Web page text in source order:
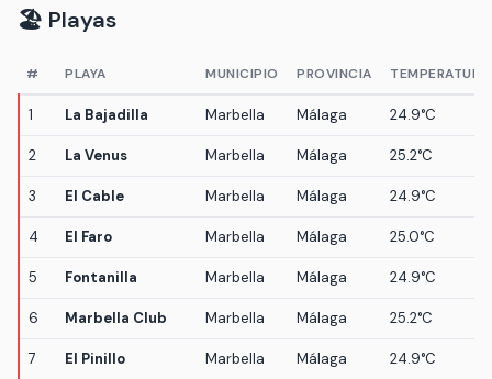
🏖️ Playas
# PLAYA MUNICIPIO PROVINCIA
1 La Bajadilla Marbella Málaga 24.9°C
2 La Venus Marbella Málaga 25.2°C
3 El Cable Marbella Málaga 24.9°C
4 El Faro Marbella Málaga 25.0°C
5 Fontanilla Marbella Málaga 24.9°C
6 Marbella Club Marbella Málaga 25.2°C
7 El Pinillo Marbella Málaga 24.9°C